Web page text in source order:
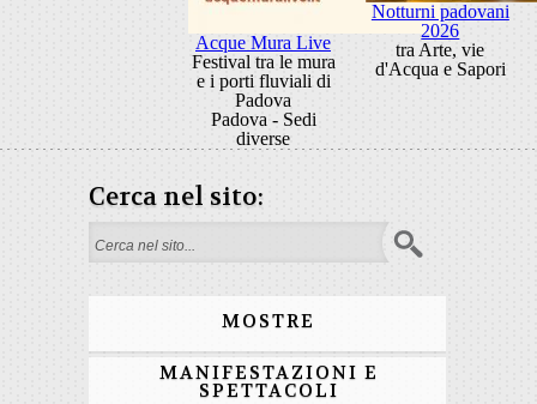
Acque Mura Live
Festival tra le mura
e i porti fluviali di
Padova
Padova - Sedi
diverse
Notturni padovani
2026
tra Arte, vie
d'Acqua e Sapori
Cerca nel sito:
Search form
MOSTRE
MANIFESTAZIONI E
SPETTACOLI